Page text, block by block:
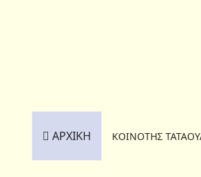
ΑΡΧΙΚΗ ΚΟΙΝΟΤΗΣ